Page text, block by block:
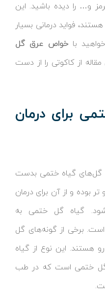
و… را دیده باشید. این
فواید درمانی بسیار
باخواص عرق گل
از کاکوتی را از دست
برای درمان
گل‌های گیاه ختمی بدست
بوده و از آن برای درمان
گیاه گل ختمی به
برخی از گونه‌های گل
این نوع از گیاه
گل ختمی است که در طب